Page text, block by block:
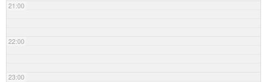
21:00
22:00
23:00